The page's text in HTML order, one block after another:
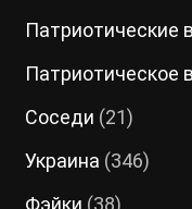
Патриотические
Патриотическое
Соседи (21)
Украина (346)